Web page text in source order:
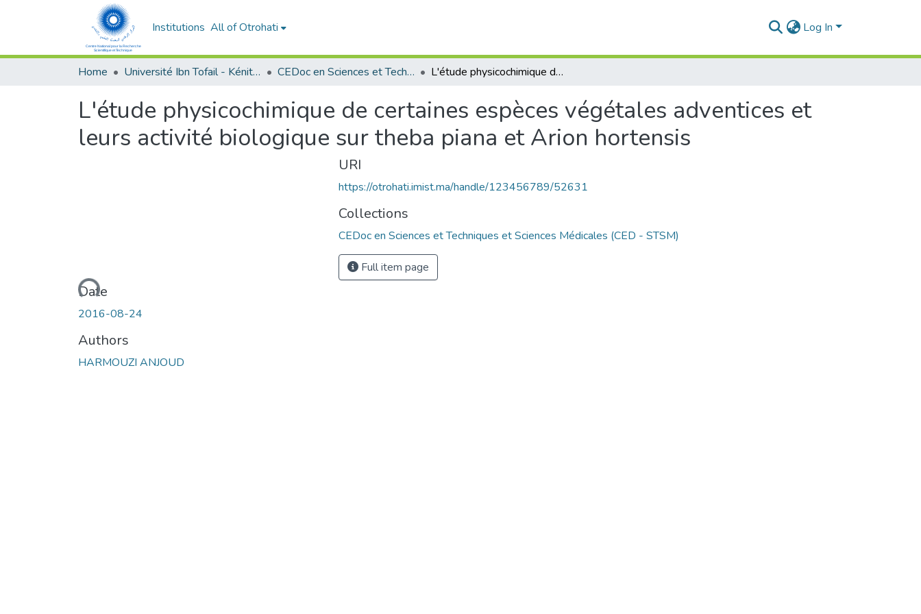
Institutions All of Otrohati Log In
Home Université Ibn Tofail - Kénitra CEDoc en Sciences et Techniques et Sciences Médicales (CED - STSM) L'étude physicochimique de certaines espèces végétales adventices et leurs activité biologique sur theba piana et Arion hortensis
L'étude physicochimique de certaines espèces végétales adventices et
leurs activité biologique sur theba piana et Arion hortensis
Loading...
Date
2016-08-24
Authors
HARMOUZI ANJOUD
URI
https://otrohati.imist.ma/handle/123456789/52631
Collections
CEDoc en Sciences et Techniques et Sciences Médicales (CED - STSM)
Full item page